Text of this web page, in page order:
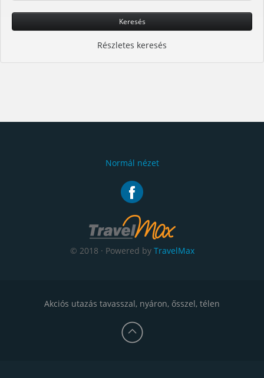
Keresés
Részletes keresés
Normál nézet
© 2018 · Powered by TravelMax
Akciós utazás tavasszal, nyáron, ősszel, télen